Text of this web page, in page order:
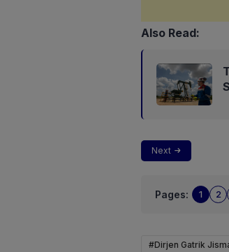
Also Read:
Next
Pages: 1 2
#Dirjen Gatrik